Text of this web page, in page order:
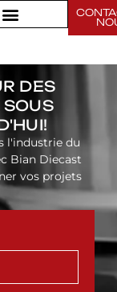
DES
l'industrie du
Bian Diecast
vos projets